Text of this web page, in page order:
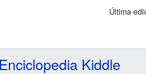
Última
Enciclopedia Kiddle